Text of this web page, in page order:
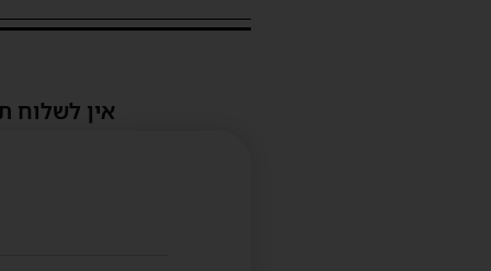
אין לשלוח